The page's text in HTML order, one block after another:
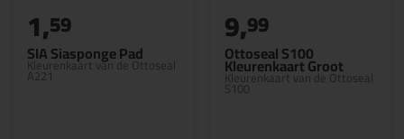
SIA Siasponge Pad
Kleurenkaart van de Ottoseal
A221
1,59
Ottoseal S100
Kleurenkaart Groot
Kleurenkaart van de Ottoseal
S100
9,99